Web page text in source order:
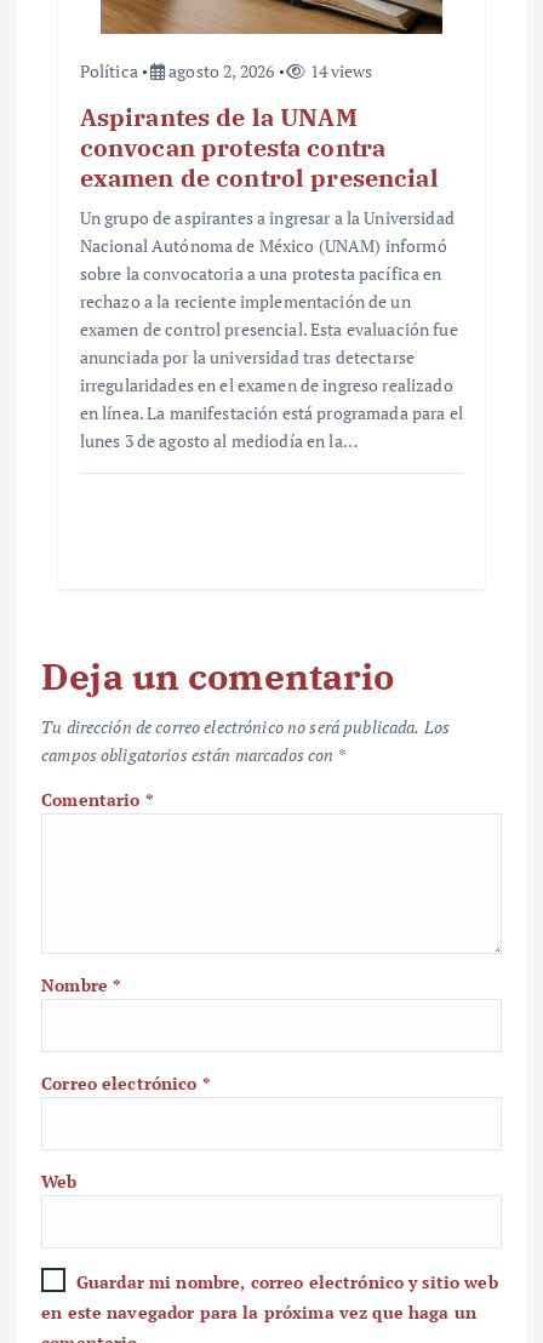
Política agosto 2, 2026 14 views
Aspirantes de la UNAM
convocan protesta contra
examen de control presencial
Un grupo de aspirantes a ingresar a la Universidad
Nacional Autónoma de México (UNAM) informó
sobre la convocatoria a una protesta pacífica en
rechazo a la reciente implementación de un
examen de control presencial. Esta evaluación fue
anunciada por la universidad tras detectarse
irregularidades en el examen de ingreso realizado
en línea. La manifestación está programada para el
lunes 3 de agosto al mediodía en la…
Deja un comentario
Tu dirección de correo electrónico no será publicada. Los
campos obligatorios están marcados con *
Comentario *
Nombre*
Correo electrónico *
Web
Guardar mi nombre, correo electrónico y sitio web
en este navegador para la próxima vez que haga un